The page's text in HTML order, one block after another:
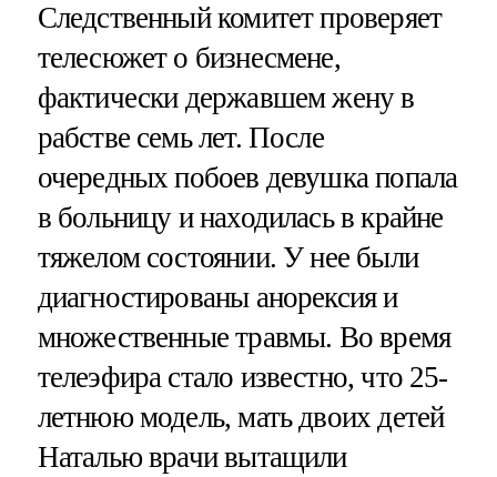
Следственный комитет проверяет
телесюжет о бизнесмене,
фактически державшем жену в
рабстве семь лет. После
очередных побоев девушка попала
в больницу и находилась в крайне
тяжелом состоянии. У нее были
диагностированы анорексия и
множественные травмы. Во время
телеэфира стало известно, что 25-
летнюю модель, мать двоих детей
Наталью врачи вытащили